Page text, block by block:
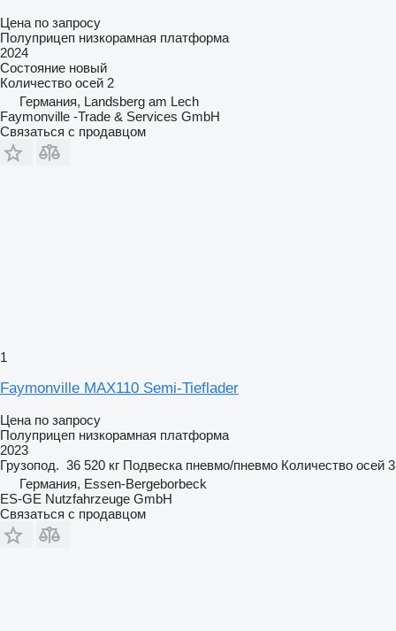
Цена по запросу
Полуприцеп низкорамная платформа
2024
Состояние новый
Количество осей 2
Германия, Landsberg am Lech
Faymonville -Trade & Services GmbH
Связаться с продавцом
1
Faymonville MAX110 Semi-Tieflader
Цена по запросу
Полуприцеп низкорамная платформа
2023
Грузопод. 36 520 кг Подвеска пневмо/пневмо Количество осей 3
Германия, Essen-Bergeborbeck
ES-GE Nutzfahrzeuge GmbH
Связаться с продавцом